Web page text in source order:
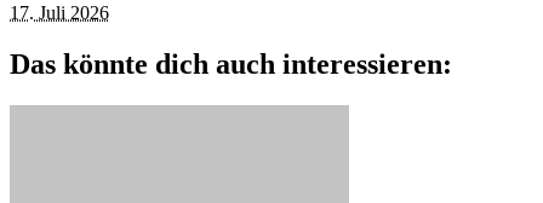
17. Juli 2026
Das könnte dich auch interessieren: